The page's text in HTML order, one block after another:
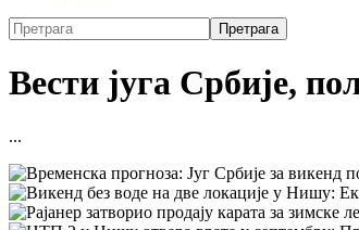
Вести југа Србије,
...